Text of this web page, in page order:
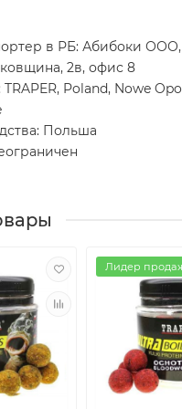
в РБ: Абибоки ООО,
2в, офис 8
Poland, Nowe
Польша
Лидер